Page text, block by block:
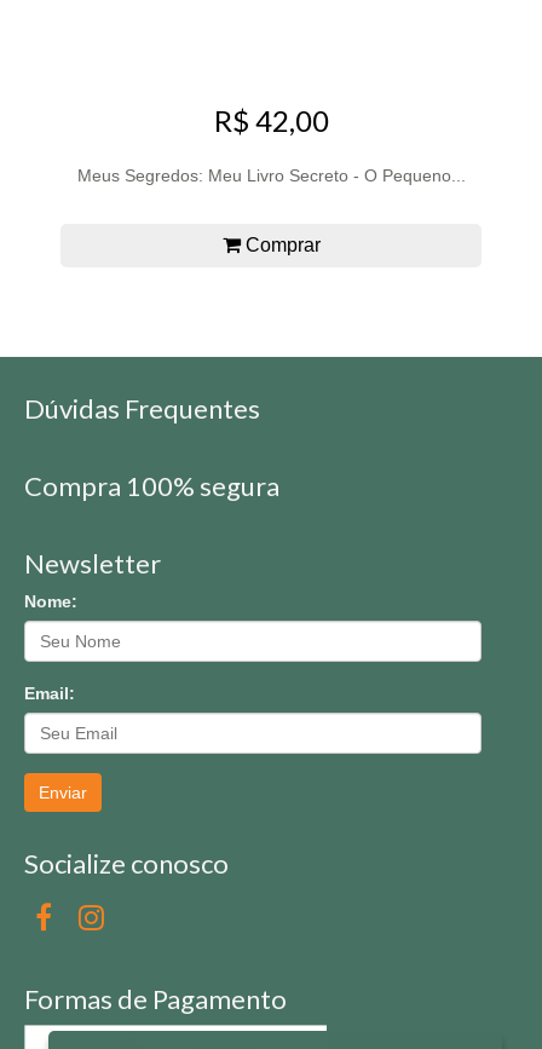
R$ 42,00
Meus Segredos: Meu Livro Secreto - O Pequeno...
Comprar
Dúvidas Frequentes
Compra 100% segura
Newsletter
Nome:
Email:
Enviar
Socialize conosco
Formas de Pagamento